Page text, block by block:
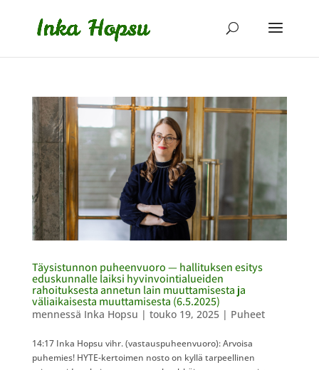
Täysistunnon puheenvuoro — hallituksen esitys
eduskunnalle laiksi hyvinvointialueiden
rahoituksesta annetun lain muuttamisesta ja
väliaikaisesta muuttamisesta (6.5.2025)
mennessä Inka Hopsu | touko 19, 2025| Puheet
14:17 Inka Hopsu vihr. (vastauspuheenvuoro): Arvoisa
puhemies! HYTE-kertoimen nosto on kyllä tarpeellinen